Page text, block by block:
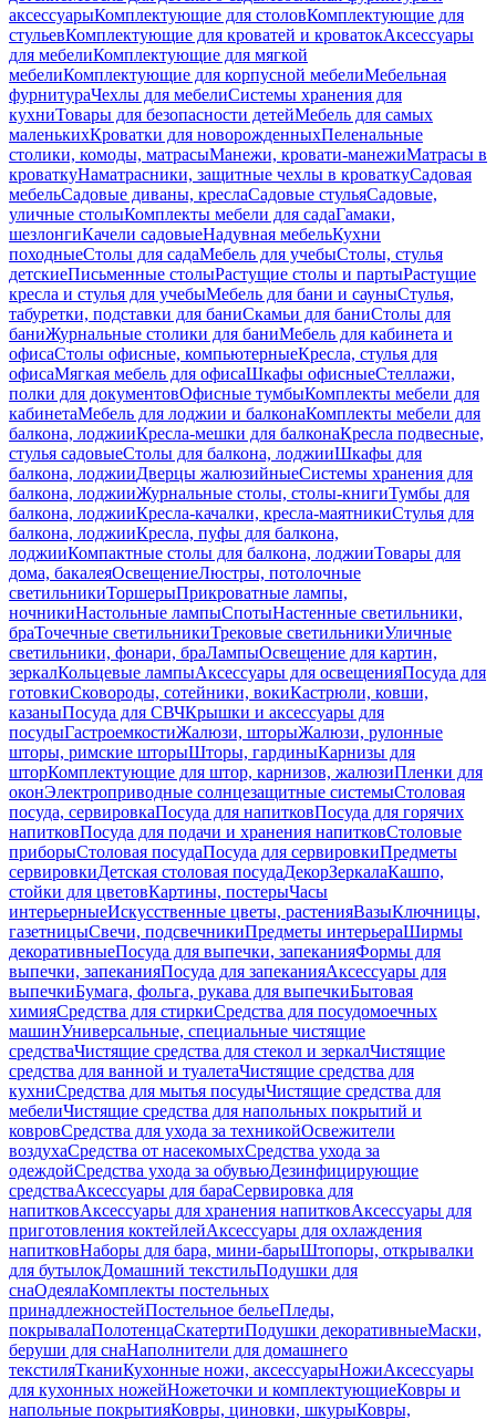
аксессуарыКомплектующие для столовКомплектующие для
стульевКомплектующие для кроватей и кроватокАксессуары
для мебелиКомплектующие для мягкой
мебелиКомплектующие для корпусной мебелиМебельная
фурнитураЧехлы для мебелиСистемы хранения для
кухниТовары для безопасности детейМебель для самых
маленькихКроватки для новорожденныхПеленальные
столики, комоды, матрасыМанежи, кровати-манежиМатрасы в
кроваткуНаматрасники, защитные чехлы в кроваткуСадовая
мебельСадовые диваны, креслаСадовые стульяСадовые,
уличные столыКомплекты мебели для садаГамаки,
шезлонгиКачели садовыеНадувная мебельКухни
походныеСтолы для садаМебель для учебыСтолы, стулья
детскиеПисьменные столыРастущие столы и партыРастущие
кресла и стулья для учебыМебель для бани и сауныСтулья,
табуретки, подставки для баниСкамьи для баниСтолы для
баниЖурнальные столики для баниМебель для кабинета и
офисаСтолы офисные, компьютерныеКресла, стулья для
офисаМягкая мебель для офисаШкафы офисныеСтеллажи,
полки для документовОфисные тумбыКомплекты мебели для
кабинетаМебель для лоджии и балконаКомплекты мебели для
балкона, лоджииКресла-мешки для балконаКресла подвесные,
стулья садовыеСтолы для балкона, лоджииШкафы для
балкона, лоджииДверцы жалюзийныеСистемы хранения для
балкона, лоджииЖурнальные столы, столы-книгиТумбы для
балкона, лоджииКресла-качалки, кресла-маятникиСтулья для
балкона, лоджииКресла, пуфы для балкона,
лоджииКомпактные столы для балкона, лоджииТовары для
дома, бакалеяОсвещениеЛюстры, потолочные
светильникиТоршерыПрикроватные лампы,
ночникиНастольные лампыСпотыНастенные светильники,
браТочечные светильникиТрековые светильникиУличные
светильники, фонари, браЛампыОсвещение для картин,
зеркалКольцевые лампыАксессуары для освещенияПосуда для
готовкиСковороды, сотейники, вокиКастрюли, ковши,
казаныПосуда для СВЧКрышки и аксессуары для
посудыГастроемкостиЖалюзи, шторыЖалюзи, рулонные
шторы, римские шторыШторы, гардиныКарнизы для
шторКомплектующие для штор, карнизов, жалюзиПленки для
оконЭлектроприводные солнцезащитные системыСтоловая
посуда, сервировкаПосуда для напитковПосуда для горячих
напитковПосуда для подачи и хранения напитковСтоловые
приборыСтоловая посудаПосуда для сервировкиПредметы
сервировкиДетская столовая посудаДекорЗеркалаКашпо,
стойки для цветовКартины, постерыЧасы
интерьерныеИскусственные цветы, растенияВазыКлючницы,
газетницыСвечи, подсвечникиПредметы интерьераШирмы
декоративныеПосуда для выпечки, запеканияФормы для
выпечки, запеканияПосуда для запеканияАксессуары для
выпечкиБумага, фольга, рукава для выпечкиБытовая
химияСредства для стиркиСредства для посудомоечных
машинУниверсальные, специальные чистящие
средстваЧистящие средства для стекол и зеркалЧистящие
средства для ванной и туалетаЧистящие средства для
кухниСредства для мытья посудыЧистящие средства для
мебелиЧистящие средства для напольных покрытий и
ковровСредства для ухода за техникойОсвежители
воздухаСредства от насекомыхСредства ухода за
одеждойСредства ухода за обувьюДезинфицирующие
средстваАксессуары для бараСервировка для
напитковАксессуары для хранения напитковАксессуары для
приготовления коктейлейАксессуары для охлаждения
напитковНаборы для бара, мини-барыШтопоры, открывалки
для бутылокДомашний текстильПодушки для
снаОдеялаКомплекты постельных
принадлежностейПостельное бельеПледы,
покрывалаПолотенцаСкатертиПодушки декоративныеМаски,
беруши для снаНаполнители для домашнего
текстиляТканиКухонные ножи, аксессуарыНожиАксессуары
для кухонных ножейНожеточки и комплектующиеКовры и
напольные покрытияКовры, циновки, шкурыКовры,